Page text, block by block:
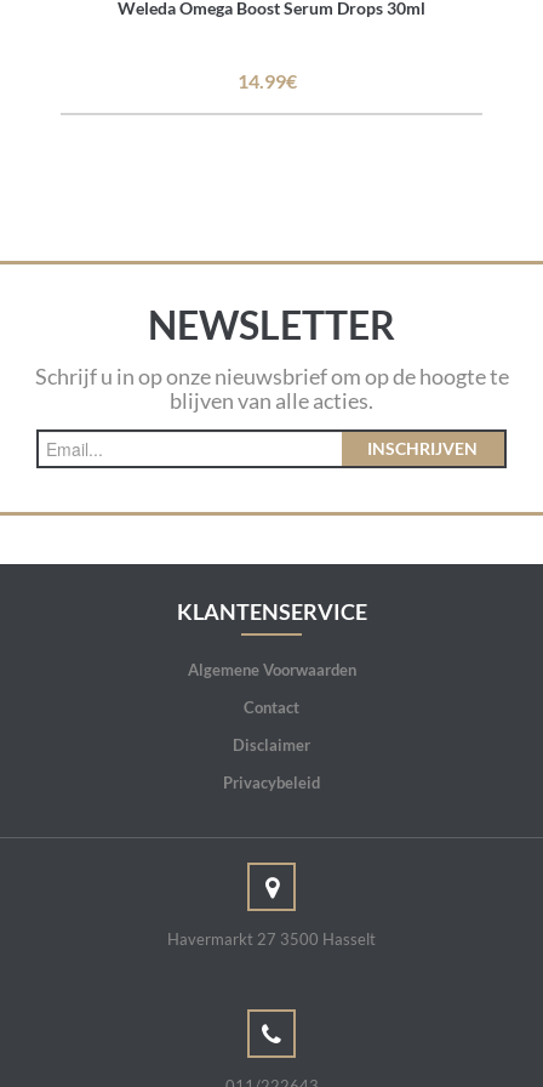
Weleda Omega Boost Serum Drops 30ml
14.99€
NEWSLETTER
Schrijf u in op onze nieuwsbrief om op de hoogte te
blijven van alle acties.
INSCHRIJVEN
KLANTENSERVICE
Algemene Voorwaarden
Contact
Disclaimer
Privacybeleid
Havermarkt 27 3500 Hasselt